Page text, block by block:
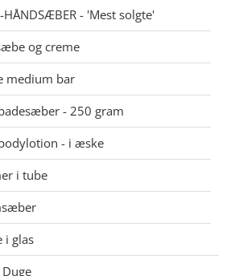
HÅNDSÆBER - 'Mest solgte'
og creme
medium bar
- 250 gram
- i æske
i tube
i glas